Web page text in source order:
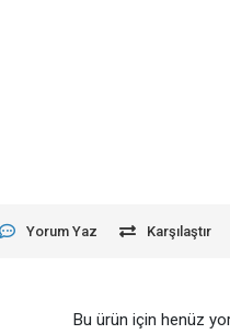
Yorum Yaz Karşılaştır
Bu ürün için henüz